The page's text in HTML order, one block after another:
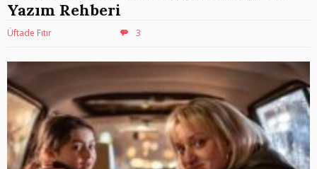
Yazım Rehberi
Üftade Fıtır 3